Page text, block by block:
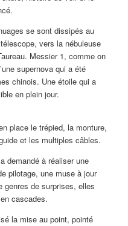
se sont dissipés au
vers la nébuleuse
Messier 1, comme on
supernova qui a été
chinois. Une étoile qui a
en plein jour.
place le trépied, la monture,
et les multiples câbles.
demandé à réaliser une
pilotage, une muse à jour
genres de surprises, elles
cascades.
la mise au point, pointé